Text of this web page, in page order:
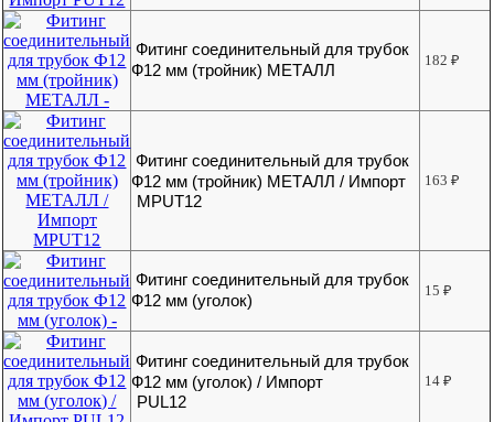
Фитинг соединительный для трубок
Ф12 мм (тройник) МЕТАЛЛ
182₽
Фитинг соединительный для трубок
Ф12 мм (тройник) МЕТАЛЛ / Импорт
MPUT12
163₽
Фитинг соединительный для трубок
Ф12 мм (уголок)
15₽
Фитинг соединительный для трубок
Ф12 мм (уголок) / Импорт
PUL12
14₽